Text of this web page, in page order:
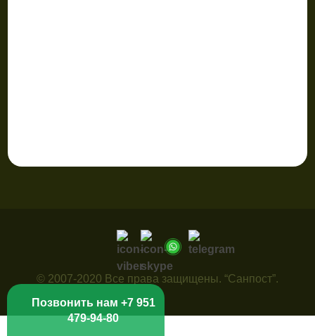
Позвонить нам +7 951
479-94-80
© 2007-2020 Все права защищены. “Санпост”.